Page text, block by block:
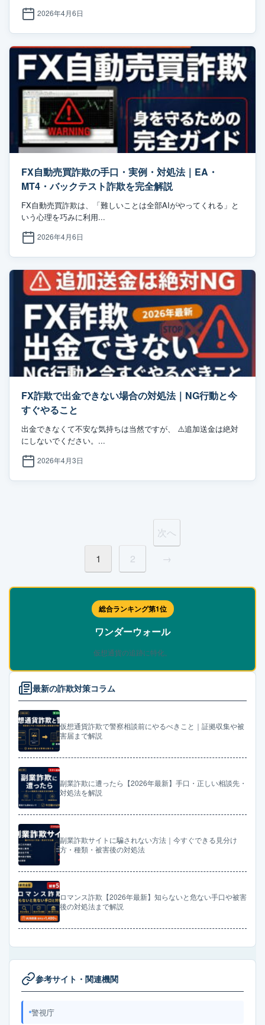
2026年4月6日
FX自動売買詐欺の手口・実例・対処法｜EA・
MT4・バックテスト詐欺を完全解説
FX自動売買詐欺は、「難しいことは全部AIがやってくれる」と
いう心理を巧みに利用...
2026年4月6日
FX詐欺で出金できない場合の対処法｜NG行動と今
すぐやること
出金できなくて不安な気持ちは当然ですが、 ⚠️追加送金は絶対
にしないでください。...
2026年4月3日
の
ペ
ー
ジ
送
り
1 2
次へ
→
総合ランキング第1位
ワンダーウォール
仮想通貨の追跡に特化。
最新の詐欺対策コラム
仮想通貨詐欺で警察相談前にやるべきこと｜証拠収集や被
害届まで解説
副業詐欺に遭ったら【2026年最新】手口・正しい相談先・
対処法を解説
副業詐欺サイトに騙されない方法｜今すぐできる見分け
方・種類・被害後の対処法
ロマンス詐欺【2026年最新】知らないと危ない手口や被害
後の対処法まで解説
参考サイト・関連機関
警視庁